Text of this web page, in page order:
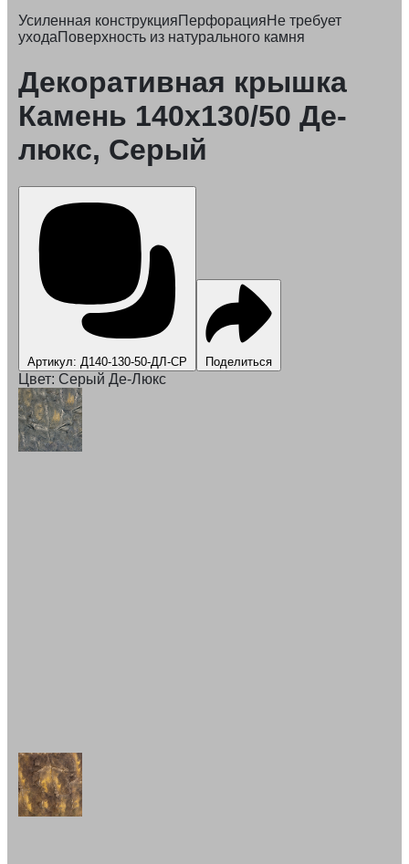
Усиленная конструкцияПерфорацияНе требует
уходаПоверхность из натурального камня
Декоративная крышка
Камень 140x130/50 Де-
люкс, Серый
Артикул: Д140-130-50-ДЛ-СР Поделиться
Цвет: Серый Де-Люкс